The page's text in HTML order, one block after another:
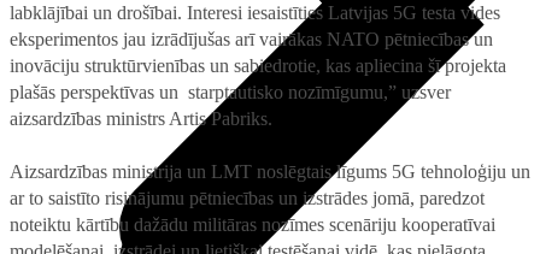
labklājībai un drošībai. Interesi iesaistīties Latvijas 5G testa vides
eksperimentos jau izrādījušas arī vairākas NATO pētniecības un
inovāciju struktūrvienības un sabiedrotie, kas apliecina šī projekta
plašās perspektīvas un starptautisko nozīmīgumu,” uzsver
aizsardzības ministrs Artis Pabriks.
Aizsardzības ministrija un LMT noslēgtais līgums 5G tehnoloģiju un
ar to saistīto risinājumu pētniecības un izstrādes jomā, paredzot
noteiktu kārtību dažādu militāras nozīmes scenāriju kooperatīvai